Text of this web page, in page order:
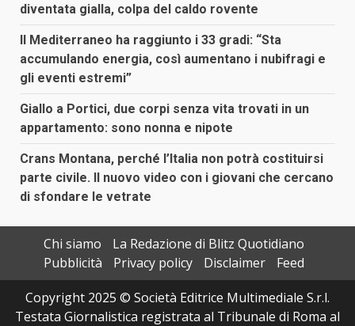
diventata gialla, colpa del caldo rovente
Il Mediterraneo ha raggiunto i 33 gradi: “Sta
accumulando energia, così aumentano i nubifragi e
gli eventi estremi”
Giallo a Portici, due corpi senza vita trovati in un
appartamento: sono nonna e nipote
Crans Montana, perché l’Italia non potrà costituirsi
parte civile. Il nuovo video con i giovani che cercano
di sfondare le vetrate
Chi siamo
La Redazione di Blitz Quotidiano
Pubblicità
Privacy policy Disclaimer
Feed
Copyright 2025 © Società Editrice Multimediale S.r.l.
Testata Giornalistica registrata al Tribunale di Roma al